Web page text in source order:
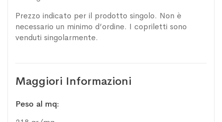
Prezzo indicato per il prodotto singolo. Non è
necessario un minimo d’ordine. I copriletti sono
venduti singolarmente.
Maggiori Informazioni
Informazioni
Peso al mq